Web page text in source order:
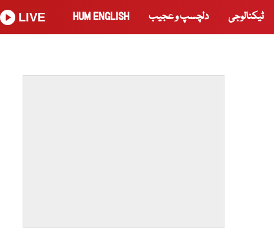
ٹیکنالوجی دلچسپ و عجیب HUM ENGLISH
LIVE